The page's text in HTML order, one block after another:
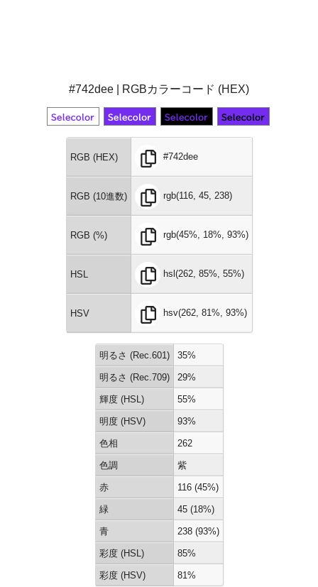
#742dee | RGBカラーコード (HEX)
RGB (HEX) #742dee
RGB (10進数) rgb(116, 45, 238)
RGB (%) rgb(45%, 18%, 93%)
HSL hsl(262, 85%, 55%)
HSV hsv(262, 81%, 93%)
明るさ (Rec.601) 35%
明るさ (Rec.709) 29%
輝度 (HSL) 55%
明度 (HSV) 93%
色相 262
色調 紫
赤 116 (45%)
緑 45 (18%)
青 238 (93%)
彩度 (HSL) 85%
彩度 (HSV) 81%